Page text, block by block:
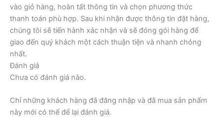
vào giỏ hàng, hoàn tất thông tin và chọn phương thức
thanh toán phù hợp. Sau khi nhận được thông tin đặt hàng,
chúng tôi sẽ tiến hành xác nhận và sẽ đóng gói hàng để
giao đến quý khách một cách thuận tiện và nhanh chóng
nhất.
Đánh giá
Chưa có đánh giá nào.
Chỉ những khách hàng đã đăng nhập và đã mua sản phẩm
này mới có thể để lại đánh giá.